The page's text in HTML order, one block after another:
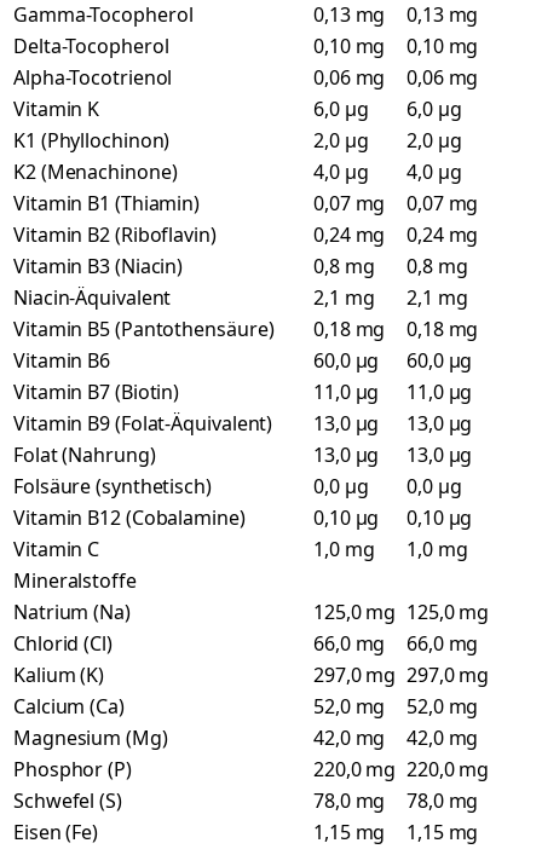
Gamma-Tocopherol
0,13 mg
0,13 mg
Delta-Tocopherol
0,10 mg
0,10 mg
Alpha-Tocotrienol
0,06 mg
0,06 mg
Vitamin K
6,0 µg
6,0 µg
K1 (Phyllochinon)
2,0 µg
2,0 µg
K2 (Menachinone)
4,0 µg
4,0 µg
Vitamin B1 (Thiamin)
0,07 mg
0,07 mg
Vitamin B2 (Riboflavin)
0,24 mg
0,24 mg
Vitamin B3 (Niacin)
0,8 mg
0,8 mg
Niacin-Äquivalent
2,1 mg
2,1 mg
Vitamin B5 (Pantothensäure)
0,18 mg
0,18 mg
Vitamin B6
60,0 µg
60,0 µg
Vitamin B7 (Biotin)
11,0 µg
11,0 µg
Vitamin B9 (Folat-Äquivalent)
13,0 µg
13,0 µg
Folat (Nahrung)
13,0 µg
13,0 µg
Folsäure (synthetisch)
0,0 µg
0,0 µg
Vitamin B12 (Cobalamine)
0,10 µg
0,10 µg
Vitamin C
1,0 mg
1,0 mg
Mineralstoffe
Natrium (Na)
125,0 mg 125,0 mg
Chlorid (Cl)
66,0 mg
66,0 mg
Kalium (K)
297,0 mg 297,0 mg
Calcium (Ca)
52,0 mg
52,0 mg
Magnesium (Mg)
42,0 mg
42,0 mg
Phosphor (P)
220,0 mg 220,0 mg
Schwefel (S)
78,0 mg
78,0 mg
Eisen (Fe)
1,15 mg
1,15 mg